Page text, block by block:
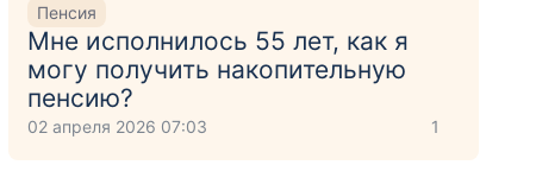
Пенсия
Мне исполнилось 55 лет, как я
могу получить накопительную
пенсию?
02 апреля 2026 07:03 1